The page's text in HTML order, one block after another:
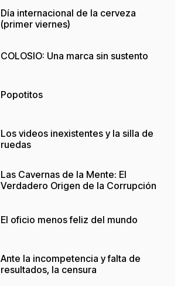
Día internacional de la cerveza
(primer viernes)
COLOSIO: Una marca sin sustento
Popotitos
Los videos inexistentes y la silla de
ruedas
Las Cavernas de la Mente: El
Verdadero Origen de la Corrupción
El oficio menos feliz del mundo
Ante la incompetencia y falta de
resultados, la censura